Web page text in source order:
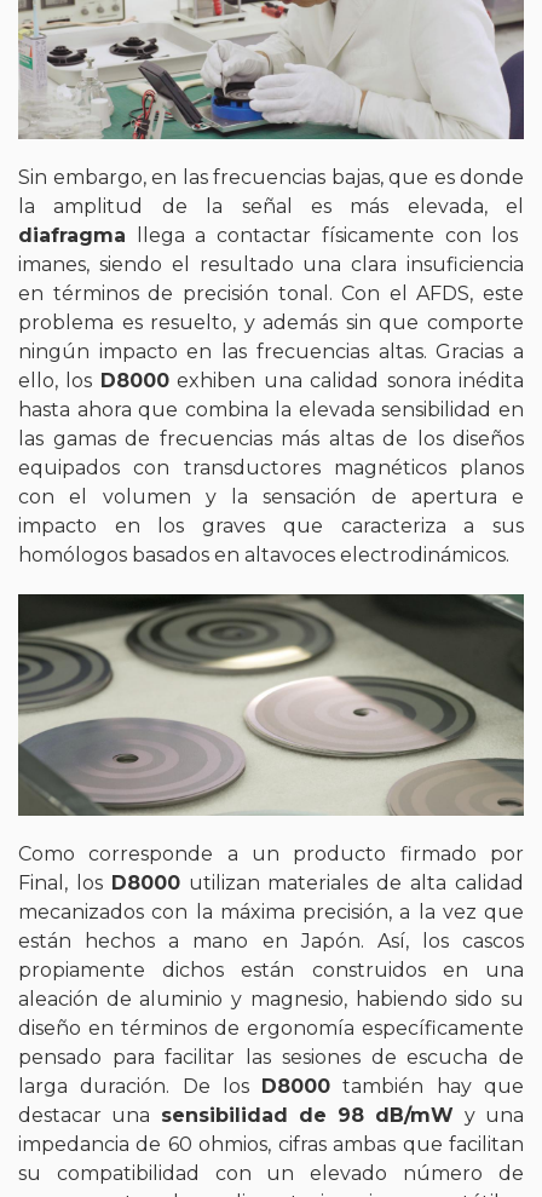
Sin embargo, en las frecuencias bajas, que es donde
la amplitud de la señal es más elevada, el
diafragma llega a contactar físicamente con los
imanes, siendo el resultado una clara insuficiencia
en términos de precisión tonal. Con el AFDS, este
problema es resuelto, y además sin que comporte
ningún impacto en las frecuencias altas. Gracias a
ello, los D8000exhiben una calidad sonora inédita
hasta ahora que combina la elevada sensibilidad en
las gamas de frecuencias más altas de los diseños
equipados con transductores magnéticos planos
con el volumen y la sensación de apertura e
impacto en los graves que caracteriza a sus
homólogos basados en altavoces electrodinámicos.
Como corresponde a un producto firmado por
Final, los D8000utilizan materiales de alta calidad
mecanizados con la máxima precisión, a la vez que
están hechos a mano en Japón. Así, los cascos
propiamente dichos están construidos en una
aleación de aluminio y magnesio, habiendo sido su
diseño en términos de ergonomía específicamente
pensado para facilitar las sesiones de escucha de
larga duración. De los D8000 también hay que
destacar una sensibilidad de 98 dB/mW y una
impedancia de 60 ohmios, cifras ambas que facilitan
su compatibilidad con un elevado número de